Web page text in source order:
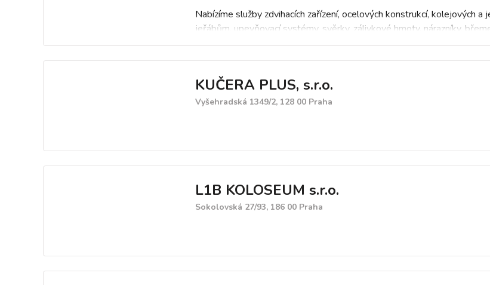
Nabízíme služby zdvihacích zařízení, ocelových konstrukcí, kolejových
jeřábům, upevňovací systémy, svěrky, zálivkové hmoty, nárazníky,
servis.
KUČERA PLUS, s.r.o.
Vyšehradská 1349/2, 128 00 Praha
L1B KOLOSEUM s.r.o.
Sokolovská 27/93, 186 00 Praha